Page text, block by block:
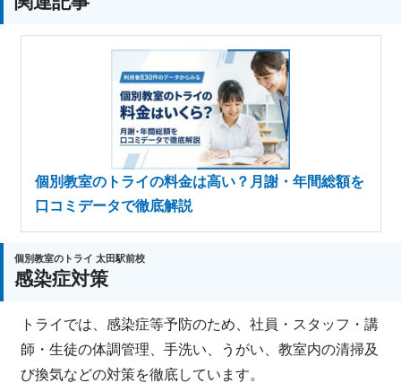
個別教室のトライの料金は高い？月謝・年間総額を
口コミデータで徹底解説
個別教室のトライ 太田駅前校
感染症対策
トライでは、感染症等予防のため、社員・スタッフ・講
師・生徒の体調管理、手洗い、うがい、教室内の清掃及
び換気などの対策を徹底しています。